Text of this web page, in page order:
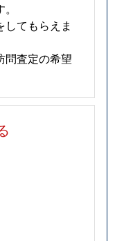
てもらえま
問査定の希望